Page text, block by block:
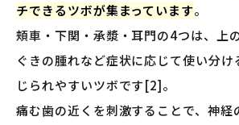
チできるツボが集まっています。
頬車・下関・承漿・耳門の4つは、上
ぐきの腫れなど症状に応じて使い分
じられやすいツボです[2]。
痛む歯の近くを刺激することで、神経